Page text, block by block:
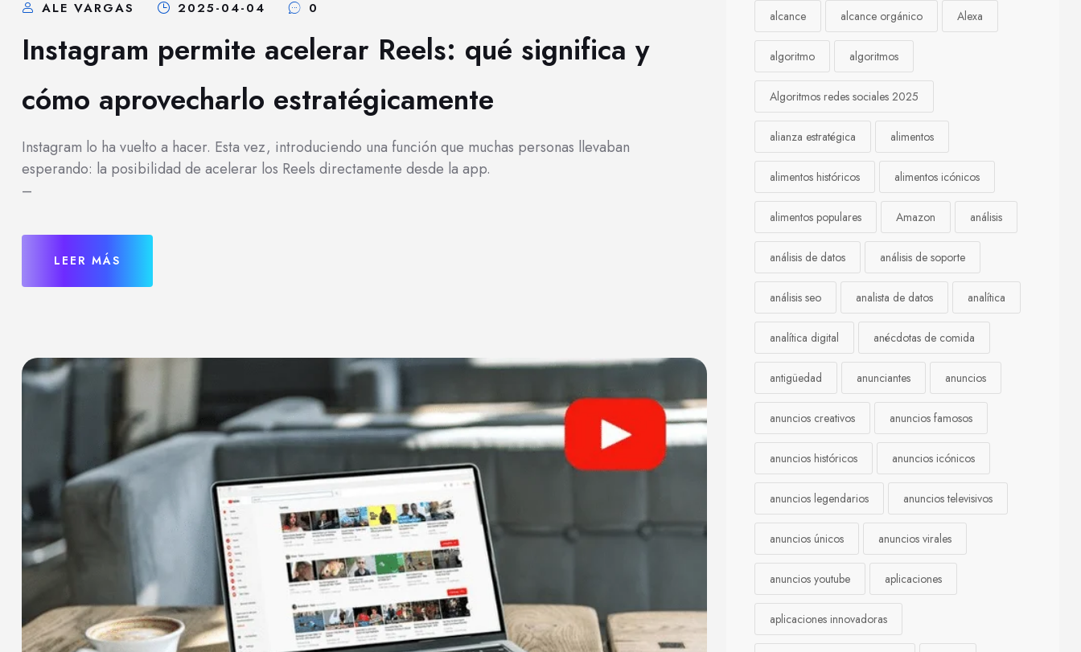
ALE VARGAS 2025-04-04 0
Instagram permite acelerar Reels: qué significa y
cómo aprovecharlo estratégicamente
Instagram lo ha vuelto a hacer. Esta vez, introduciendo una función que muchas personas llevaban
esperando: la posibilidad de acelerar los Reels directamente desde la app.
–
LEER MÁS
alcance alcance orgánico Alexa
algoritmo algoritmos
Algoritmos redes sociales 2025
alianza estratégica alimentos
alimentos históricos alimentos icónicos
alimentos populares Amazon análisis
análisis de datos análisis de soporte
análisis seo analista de datos analítica
analítica digital anécdotas de comida
antigüedad anunciantes anuncios
anuncios creativos anuncios famosos
anuncios históricos anuncios icónicos
anuncios legendarios anuncios televisivos
anuncios únicos anuncios virales
anuncios youtube aplicaciones
aplicaciones innovadoras